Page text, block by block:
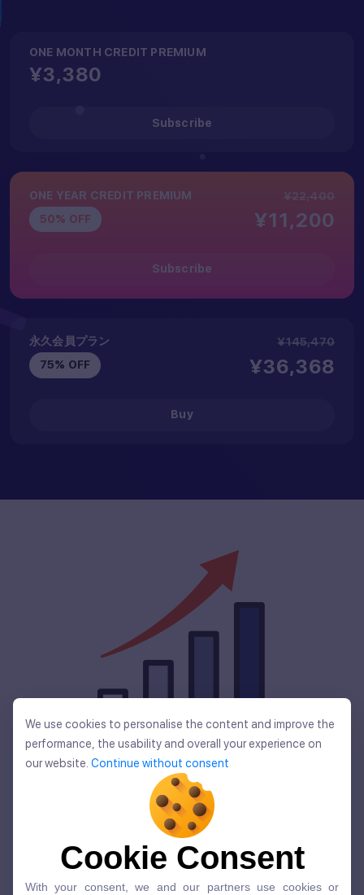
ONE MONTH CREDIT PREMIUM
¥3,380
Subscribe
ONE YEAR CREDIT PREMIUM
¥22,400
50% OFF
¥11,200
Subscribe
永久会員プラン
¥145,470
75% OFF
¥36,368
Buy
全世界ユーザー数
5,400万人を
突破しました。
We use cookies to personalise the content and improve the
performance, the usability and overall your experience on
Continue without consent
Cookie Consent
We use cookies to personalise the content and improve the
performance, the usability and overall your experience on
our website. Continue without consent
Cookie Consent
With your consent, we and our partners use cookies or